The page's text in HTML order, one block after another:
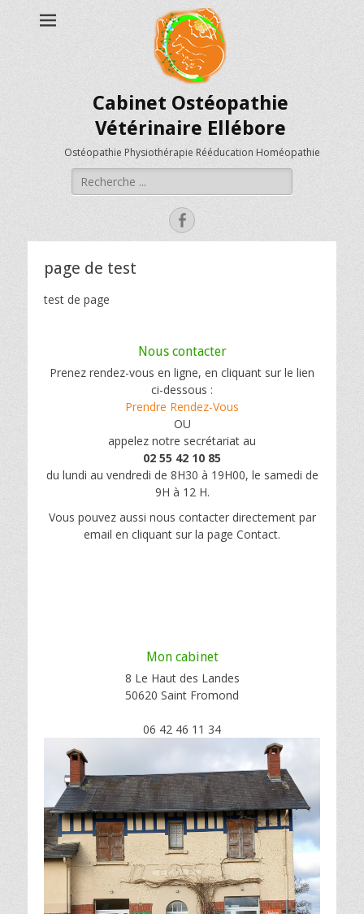
Cabinet Ostéopathie
Vétérinaire Ellébore
Ostéopathie Physiothérapie Rééducation Homéopathie
Rechercher :
Facebook
page de test
test de page
Nous contacter
Prenez rendez-vous en ligne, en cliquant sur le lien
ci-dessous :
Prendre Rendez-Vous
OU
appelez notre secrétariat au
02 55 42 10 85
du lundi au vendredi de 8H30 à 19H00, le samedi de
9H à 12 H.
Vous pouvez aussi nous contacter directement par
email en cliquant sur la page Contact.
Mon cabinet
8 Le Haut des Landes
50620 Saint Fromond
06 42 46 11 34